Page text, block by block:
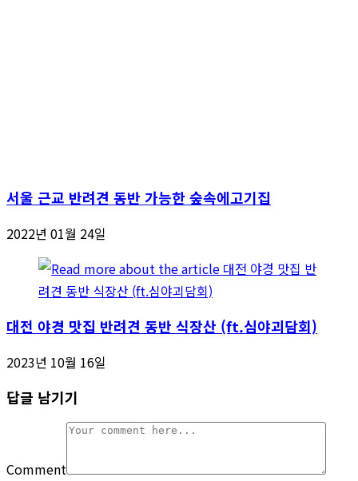
서울 근교 반려견 동반 가능한 숲속에고기집
2022년 01월 24일
대전 야경 맛집 반려견 동반 식장산 (ft.심야괴담회)
2023년 10월 16일
답글 남기기
Comment